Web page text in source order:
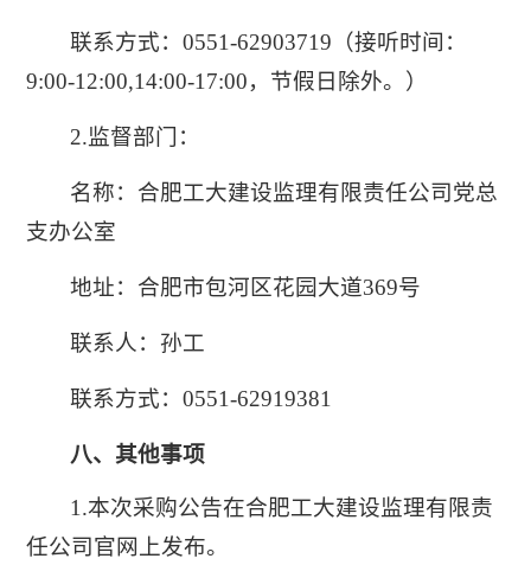
联系方式：0551-62903719（接听时间：
9:00-12:00,14:00-17:00，节假日除外。）
2.监督部门：
名称：合肥工大建设监理有限责任公司党总
支办公室
地址：合肥市包河区花园大道369号
联系人：孙工
联系方式：0551-62919381
八、其他事项
1.本次采购公告在合肥工大建设监理有限责
任公司官网上发布。